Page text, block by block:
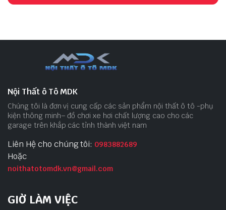
Nội Thất ô Tô MDK
Chúng tôi là đơn vị cung cấp các sản phẩm nội thất ô tô -phụ
kiện thông minh– đồ chơi xe hơi chất lượng cao cho các
garage trên khắp các tỉnh thành việt nam
Liên Hệ cho chúng tôi: 0983882689
Hoặc
noithatotomdk.vn@gmail.com
GIỜ LÀM VIỆC